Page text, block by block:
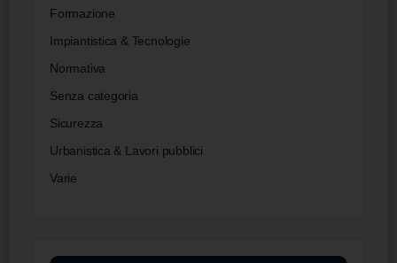
Formazione
Impiantistica & Tecnologie
Normativa
Senza categoria
Sicurezza
Urbanistica & Lavori pubblici
Varie